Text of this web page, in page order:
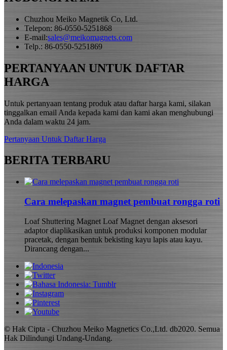
Chuzhou Meiko Magnetik Co, Ltd.
Telepon: 86-0550-5251868
E-mail:sales@meikomagnets.com
Telp.: 86-0550-5251869
PERTANYAAN UNTUK DAFTAR
HARGA
Untuk pertanyaan tentang produk atau daftar harga kami, silakan
tinggalkan email Anda kepada kami dan kami akan menghubungi
Anda dalam waktu 24 jam.
Pertanyaan Untuk Daftar Harga
BERITA TERBARU
Cara melepaskan magnet pembuat rongga roti
Loaf Shuttering Magnet Loaf Magnet dengan aksesori
adaptor diaplikasikan untuk produksi komponen modular
pracetak, dengan bentuk bekisting kayu lapis atau kayu.
Dirancang dengan...
© Hak Cipta - Chuzhou Meiko Magnetics Co.,Ltd. db2020. Semua
Hak Dilindungi Undang-Undang.